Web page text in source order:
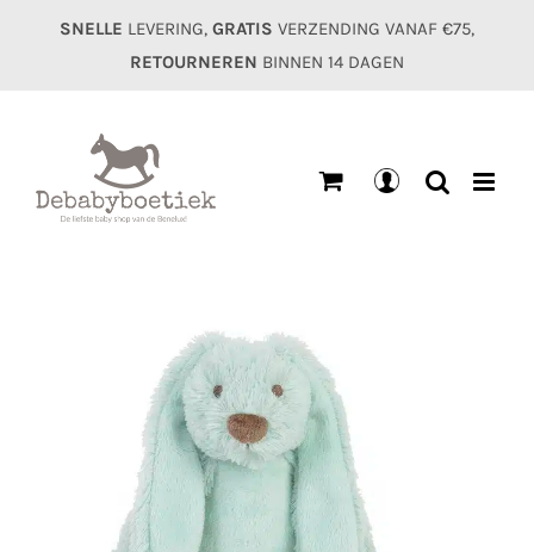
SNELLE LEVERING, GRATIS VERZENDING VANAF €75,
RETOURNEREN BINNEN 14 DAGEN